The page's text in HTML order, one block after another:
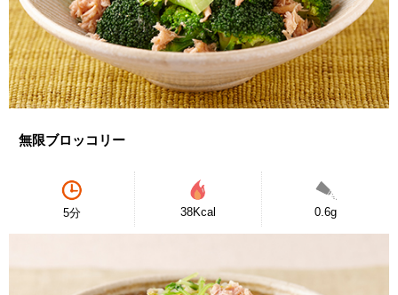
無限ブロッコリー
5分 38Kcal 0.6g